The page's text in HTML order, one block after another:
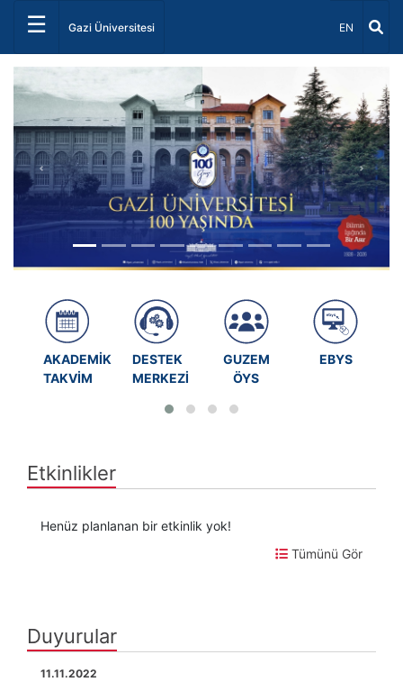
☰ Gazi Üniversitesi Dil Seçiniz
EN
Önceki
AKADEMİK
TAKVİM
DESTEK
MERKEZİ
GUZEM
ÖYS
EBYS
Etkinlikler
Henüz planlanan bir etkinlik yok!
Tümünü Gör
Duyurular
11.11.2022